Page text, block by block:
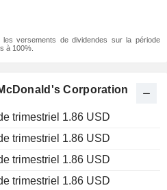
les versements de dividendes sur la période
à 100%.
Corporation
trimestriel 1.86 USD
trimestriel 1.86 USD
trimestriel 1.86 USD
trimestriel 1.86 USD